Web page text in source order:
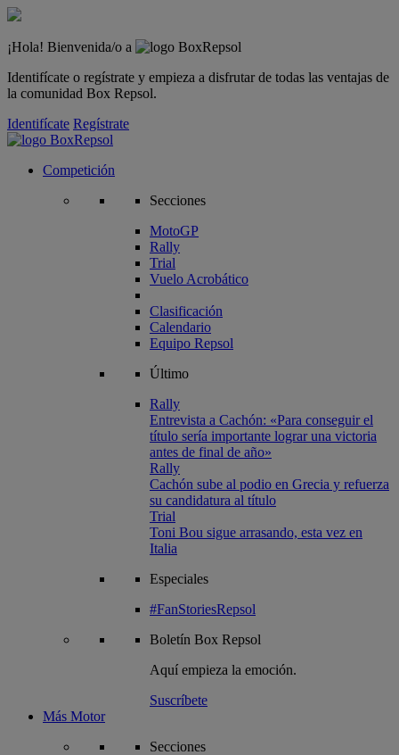
¡Hola! Bienvenida/o a
Identifícate o regístrate y empieza a disfrutar de todas las ventajas de
la comunidad Box Repsol.
Identifícate Regístrate
Competición
Secciones
MotoGP
Rally
Trial
Vuelo Acrobático
Clasificación
Calendario
Equipo Repsol
Último
Rally
Entrevista a Cachón: «Para conseguir el
título sería importante lograr una victoria
antes de final de año»
Rally
Cachón sube al podio en Grecia y refuerza
su candidatura al título
Trial
Toni Bou sigue arrasando, esta vez en
Italia
Especiales
#FanStoriesRepsol
Boletín Box Repsol
Aquí empieza la emoción.
Suscríbete
Más Motor
Secciones